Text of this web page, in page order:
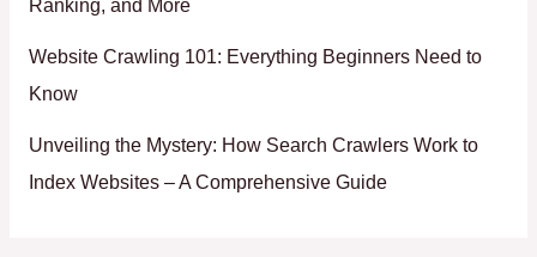
Ranking, and More
Website Crawling 101: Everything Beginners Need to
Know
Unveiling the Mystery: How Search Crawlers Work to
Index Websites – A Comprehensive Guide